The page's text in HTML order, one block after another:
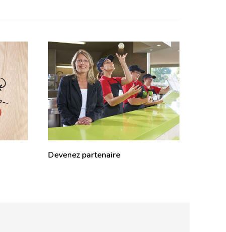
Devenez partenaire